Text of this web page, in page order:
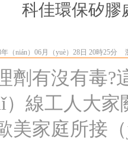
科佳環保矽膠
（nián）06月（yuè）28日 20時25分
劑有沒有毒?
）線工人大
美家庭所接